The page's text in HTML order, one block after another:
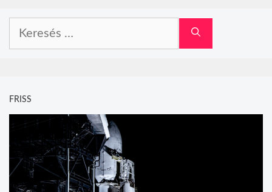
FRISS